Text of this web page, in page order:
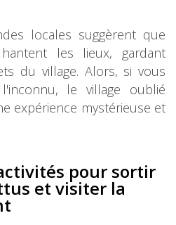
locales suggèrent que
les lieux, gardant
du village. Alors, si vous
le village oublié
expérience mystérieuse et
pour sortir
et visiter la